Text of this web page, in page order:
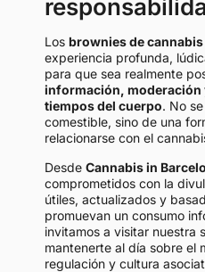
Los brownies de cannabis
experiencia profunda,
para que sea realmente
información, moderación
tiempos del cuerpo. No
comestible, sino de una
relacionarse con el
Desde Cannabis in
comprometidos con la
útiles, actualizados y
promuevan un consumo
invitamos a visitar nuestra
mantenerte al día sobre el
regulación y cultura